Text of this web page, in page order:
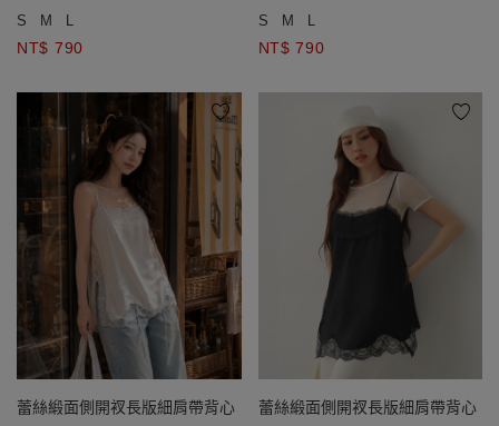
S M L
NT$ 790
S M L
NT$ 790
蕾絲緞面側開衩長版細肩帶背心 蕾絲緞面側開衩長版細肩帶背心